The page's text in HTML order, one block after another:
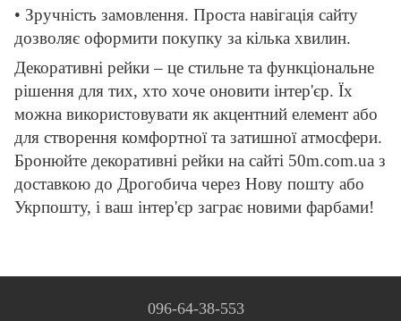
• Зручність замовлення. Проста навігація сайту
дозволяє оформити покупку за кілька хвилин.
Декоративні рейки – це стильне та функціональне
рішення для тих, хто хоче оновити інтер'єр. Їх
можна використовувати як акцентний елемент або
для створення комфортної та затишної атмосфери.
Бронюйте декоративні рейки на сайті 50m.com.ua з
доставкою до Дрогобича через Нову пошту або
Укрпошту, і ваш інтер'єр заграє новими фарбами!
096-64-38-553